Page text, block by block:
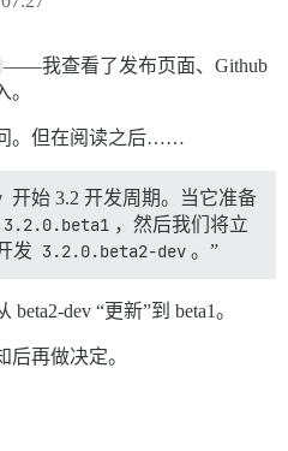
——我查看了发布页面、Github
。但在阅读之后……
开始 3.2 开发周期。当它准备
3.2.0.beta1 ，然后我们将立
发 3.2.0.beta2-dev 。”
dev “更新”到 beta1。
再做决定。